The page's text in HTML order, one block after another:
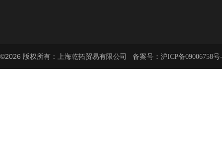
©2026 版权所有：上海乾拓贸易有限公司 备案号： 沪ICP备09006758号